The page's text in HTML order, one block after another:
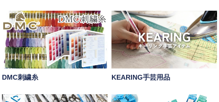
DMC刺繍糸 KEARING手芸用品